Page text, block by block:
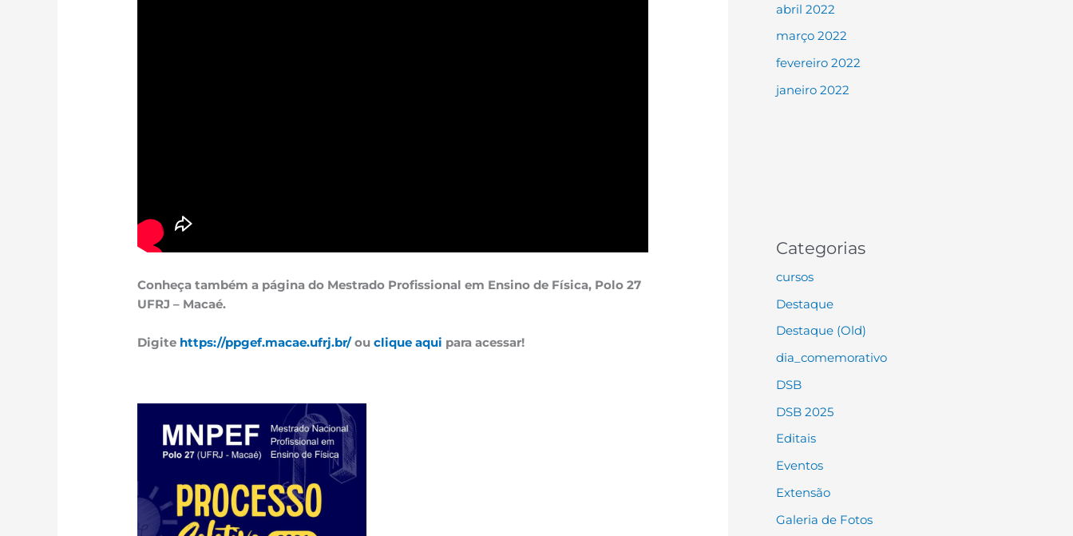
Conheça também a página do Mestrado Profissional em Ensino de Física, Polo 27
UFRJ – Macaé.
Digite https://ppgef.macae.ufrj.br/ouclique aqui para acessar!
abril 2022
março 2022
fevereiro 2022
janeiro 2022
Categorias
cursos
Destaque
Destaque (Old)
dia_comemorativo
DSB
DSB 2025
Editais
Eventos
Extensão
Galeria de Fotos